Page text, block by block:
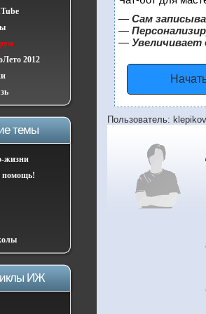
2012
темы
жизни
ИЖ
— Сам
—
—
Пользователь: